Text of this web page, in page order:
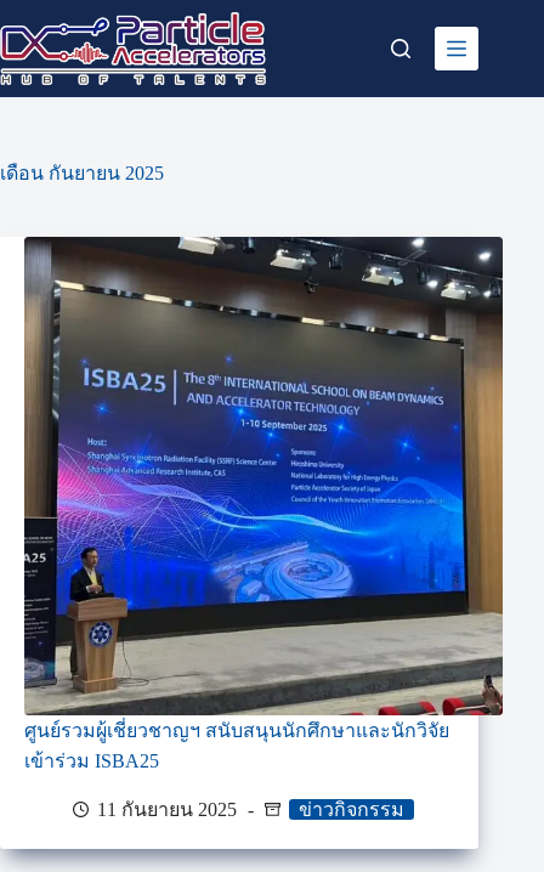
to
content
เดือน กันยายน 2025
ศูนย์รวมผู้เชี่ยวชาญฯ สนับสนุนนักศึกษาและนักวิจัย
เข้าร่วม ISBA25
11 กันยายน 2025 ข่าวกิจกรรม